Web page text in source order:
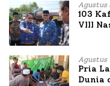
Agustus
103
VIII
Agustus
Pria
Dunia